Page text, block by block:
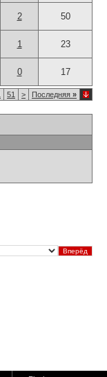
2 50
1 23
0 17
51 > Последняя »